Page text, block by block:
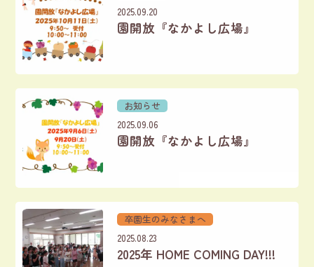
2025.09.20
園開放『なかよし広場』
お知らせ
2025.09.06
園開放『なかよし広場』
卒園生のみなさまへ
2025.08.23
2025年 HOME COMING DAY!!!